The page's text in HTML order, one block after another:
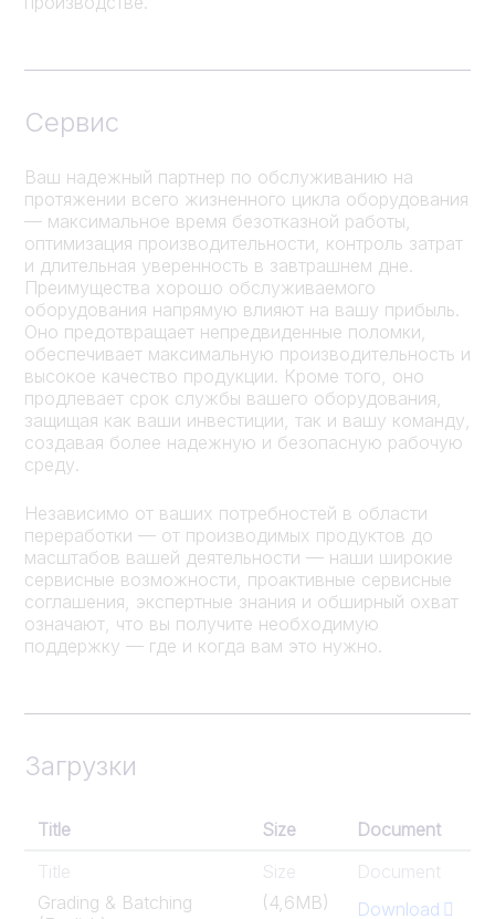
Сервис
Ваш надежный партнер по обслуживанию на
протяжении всего жизненного цикла оборудования
— максимальное время безотказной работы,
оптимизация производительности, контроль затрат
и длительная уверенность в завтрашнем дне.
Преимущества хорошо обслуживаемого
оборудования напрямую влияют на вашу прибыль.
Оно предотвращает непредвиденные поломки,
обеспечивает максимальную производительность и
высокое качество продукции. Кроме того, оно
продлевает срок службы вашего оборудования,
защищая как ваши инвестиции, так и вашу команду,
создавая более надежную и безопасную рабочую
среду.
Независимо от ваших потребностей в области
переработки — от производимых продуктов до
масштабов вашей деятельности — наши широкие
сервисные возможности, проактивные сервисные
соглашения, экспертные знания и обширный охват
означают, что вы получите необходимую
поддержку — где и когда вам это нужно.
Загрузки
Title Size
Document
Title
Grading & Batching
Size
(4,6MB)
Document
Download